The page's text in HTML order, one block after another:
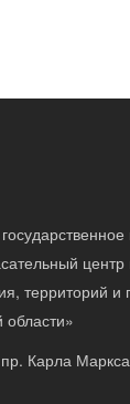
центр
территорий и
области»
Карла